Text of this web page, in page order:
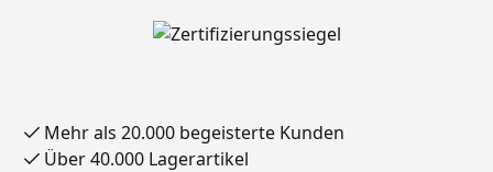
Mehr als 20.000 begeisterte Kunden
Über 40.000 Lagerartikel